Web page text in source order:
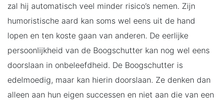
zal hij automatisch veel minder risico’s nemen. Zijn
humoristische aard kan soms wel eens uit de hand
lopen en ten koste gaan van anderen. De eerlijke
persoonlijkheid van de Boogschutter kan nog wel eens
doorslaan in onbeleefdheid. De Boogschutter is
edelmoedig, maar kan hierin doorslaan. Ze denken dan
alleen aan hun eigen successen en niet aan die van een